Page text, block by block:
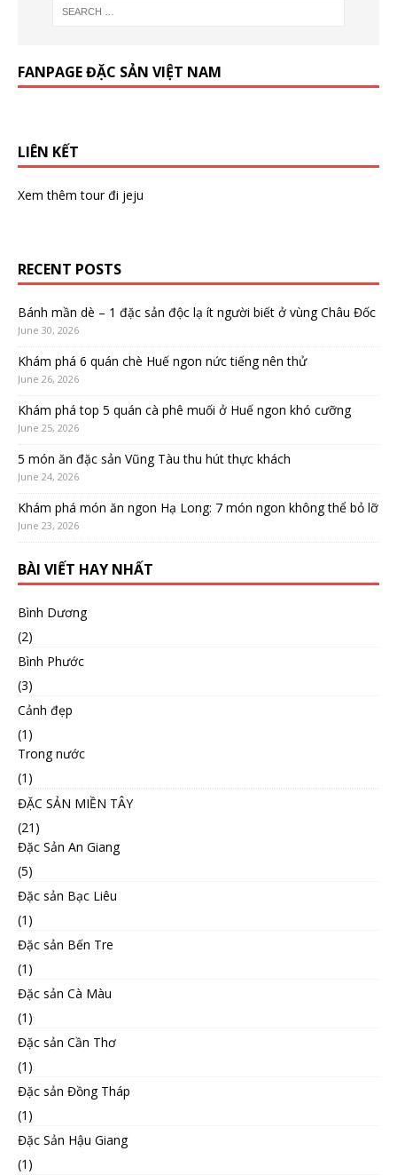
FANPAGE ĐẶC SẢN VIỆT NAM
LIÊN KẾT
Xem thêmtour đi jeju
RECENT POSTS
Bánh mần dè – 1 đặc sản độc lạ ít người biết ở vùng Châu Đốc
June 30, 2026
Khám phá 6 quán chè Huế ngon nức tiếng nên thử
June 26, 2026
Khám phá top 5 quán cà phê muối ở Huế ngon khó cưỡng
June 25, 2026
5 món ăn đặc sản Vũng Tàu thu hút thực khách
June 24, 2026
Khám phá món ăn ngon Hạ Long: 7 món ngon không thể bỏ lỡ
June 23, 2026
BÀI VIẾT HAY NHẤT
Bình Dương
(2)
Bình Phước
(3)
Cảnh đẹp
(1)
Trong nước
(1)
ĐẶC SẢN MIỀN TÂY
(21)
Đặc Sản An Giang
(5)
Đặc sản Bạc Liêu
(1)
Đặc sản Bến Tre
(1)
Đặc sản Cà Màu
(1)
Đặc sản Cần Thơ
(1)
Đặc sản Đồng Tháp
(1)
Đặc Sản Hậu Giang
(1)